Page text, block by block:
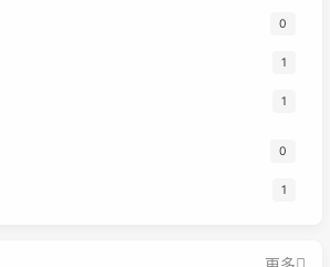
0
1
1
0
1